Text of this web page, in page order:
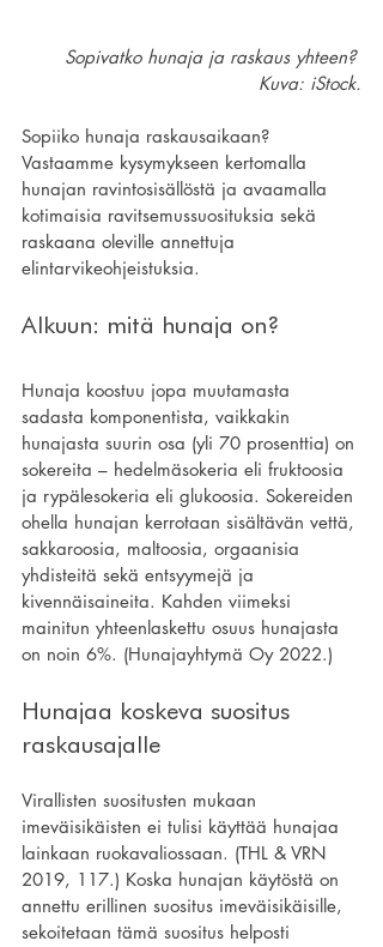
Sopivatko hunaja ja raskaus yhteen?
Kuva: iStock.
Sopiiko hunaja raskausaikaan?
Vastaamme kysymykseen kertomalla
hunajan ravintosisällöstä ja avaamalla
kotimaisia ravitsemussuosituksia sekä
raskaana oleville annettuja
elintarvikeohjeistuksia.
Alkuun: mitä hunaja on?
Hunaja koostuu jopa muutamasta
sadasta komponentista, vaikkakin
hunajasta suurin osa (yli 70 prosenttia) on
sokereita – hedelmäsokeria eli fruktoosia
ja rypälesokeria eli glukoosia. Sokereiden
ohella hunajan kerrotaan sisältävän vettä,
sakkaroosia, maltoosia, orgaanisia
yhdisteitä sekä entsyymejä ja
kivennäisaineita. Kahden viimeksi
mainitun yhteenlaskettu osuus hunajasta
on noin 6%. (Hunajayhtymä Oy 2022.)
Hunajaa koskeva suositus
raskausajalle
Virallisten suositusten mukaan
imeväisikäisten ei tulisi käyttää hunajaa
lainkaan ruokavaliossaan. (THL & VRN
2019, 117.) Koska hunajan käytöstä on
annettu erillinen suositus imeväisikäisille,
sekoitetaan tämä suositus helposti